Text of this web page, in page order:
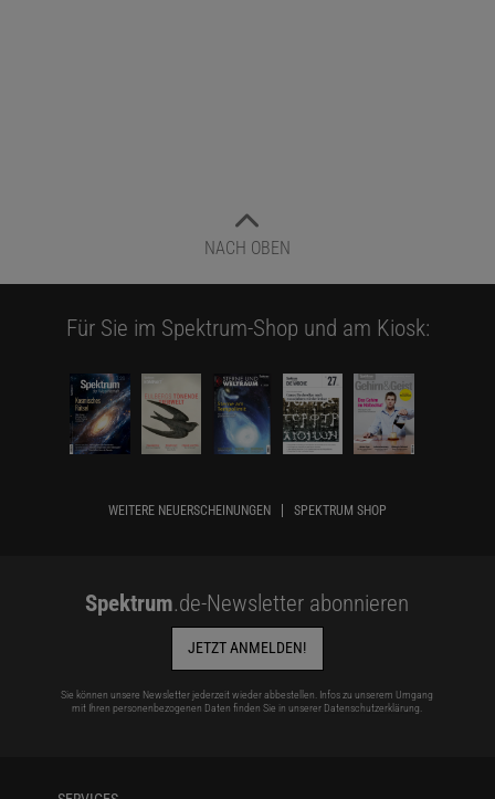
NACH OBEN
Für Sie im Spektrum-Shop und am Kiosk:
WEITERE NEUERSCHEINUNGEN SPEKTRUM SHOP
Spektrum.de-Newsletter abonnieren
JETZT ANMELDEN!
Sie können unsere Newsletter jederzeit wieder abbestellen. Infos zu unserem Umgang
mit Ihren personenbezogenen Daten finden Sie in unserer Datenschutzerklärung.